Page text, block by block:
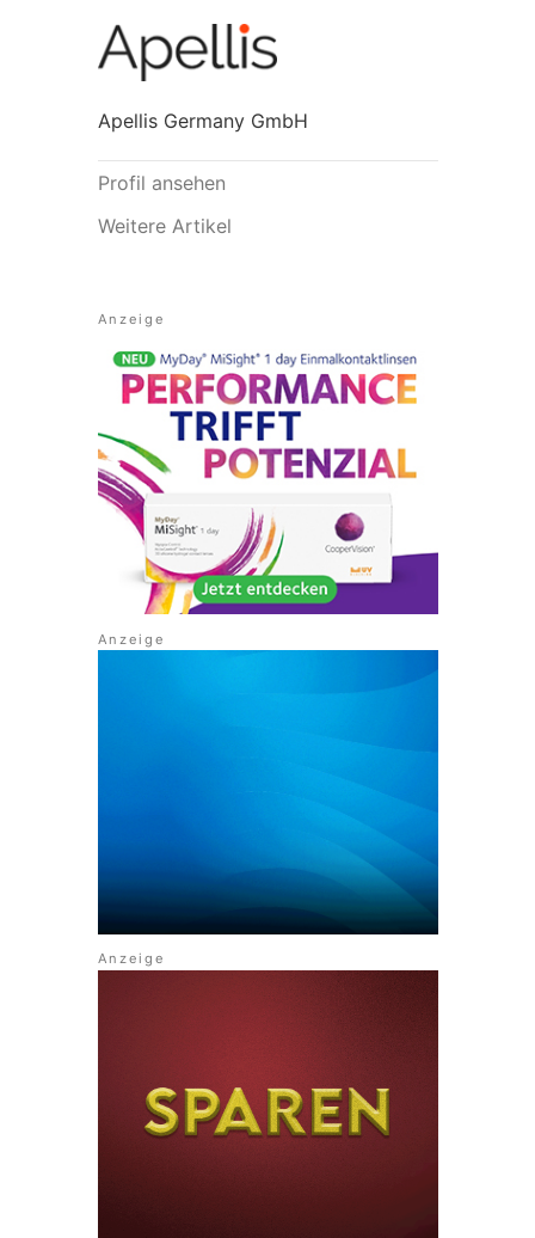
Apellis Germany GmbH
Profil ansehen
Weitere Artikel